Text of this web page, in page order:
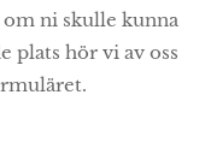
ni skulle kunna
plats hör vi av oss